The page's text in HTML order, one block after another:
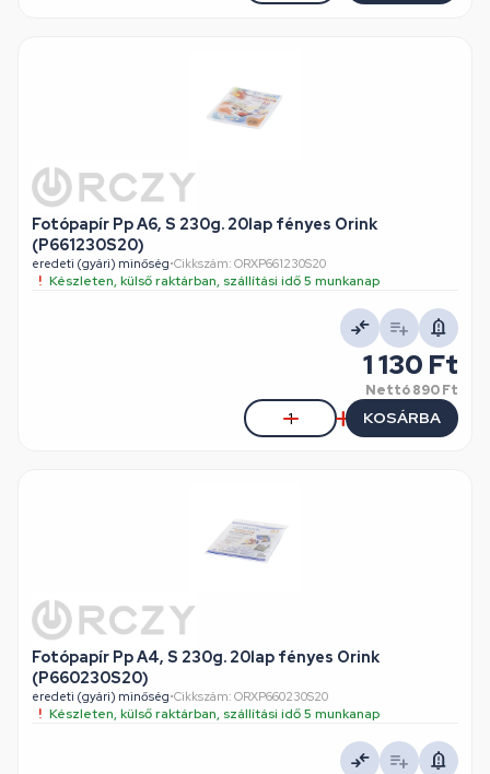
Fotópapír Pp A6, S 230g. 20lap fényes Orink
(P661230S20)
eredeti (gyári) minőség•Cikkszám: ORXP661230S20
Készleten, külső raktárban, szállítási idő 5 munkanap
1 130 Ft
Nettó890 Ft
KOSÁRBA
Fotópapír Pp A4, S 230g. 20lap fényes Orink
(P660230S20)
eredeti (gyári) minőség•Cikkszám: ORXP660230S20
Készleten, külső raktárban, szállítási idő 5 munkanap